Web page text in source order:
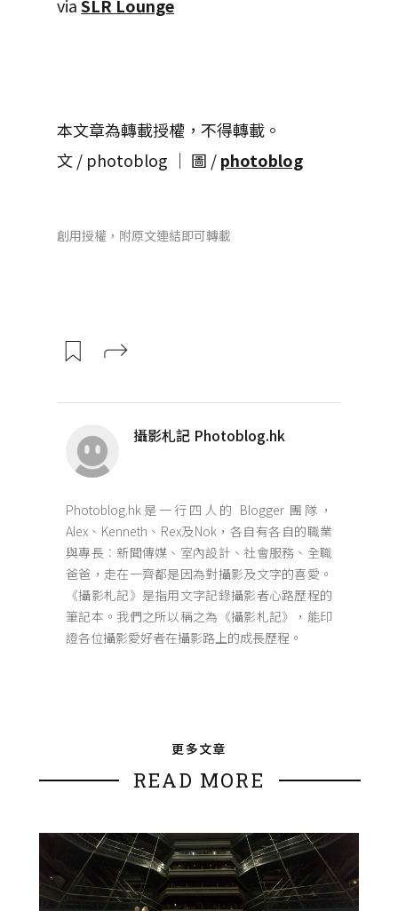
viaSLR Lounge
本文章為轉載授權，不得轉載。
文 / photoblog │ 圖 /photoblog
創用授權，附原文連結即可轉載
攝影札記 Photoblog.hk
Photoblog.hk是一行四人的 Blogger 團隊，
Alex、Kenneth、Rex及Nok，各自有各自的職業
與專長︰新聞傳媒、室內設計、社會服務、全職
爸爸，走在一齊都是因為對攝影及文字的喜愛。
《攝影札記》是指用文字記錄攝影者心路歷程的
筆記本。我們之所以稱之為《攝影札記》，能印
證各位攝影愛好者在攝影路上的成長歷程。
更多文章
READ MORE